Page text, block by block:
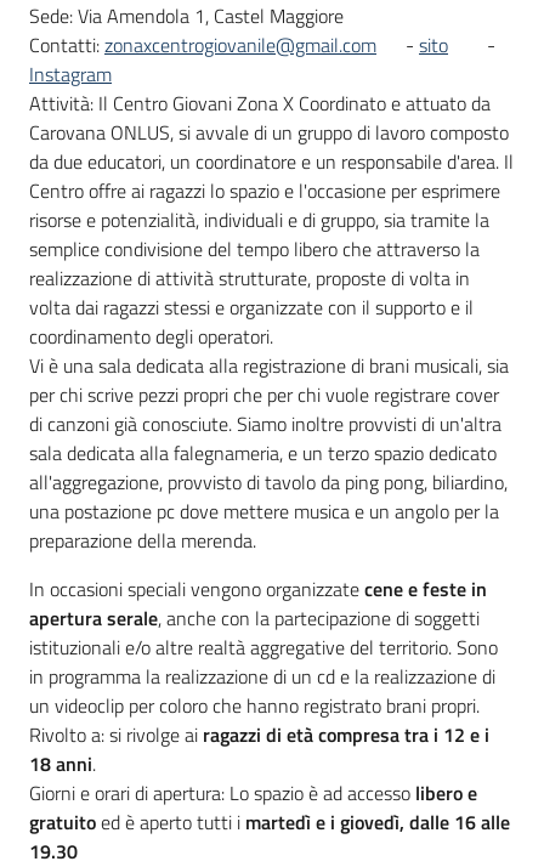
Sede: Via Amendola 1, Castel Maggiore
Contatti:zonaxcentrogiovanile@gmail.com - sito
-
Instagram
Attività: Il Centro Giovani Zona X Coordinato e attuato da
Carovana ONLUS, si avvale di un gruppo di lavoro composto
da due educatori, un coordinatore e un responsabile d'area. Il
Centro offre ai ragazzi lo spazio e l'occasione per esprimere
risorse e potenzialità, individuali e di gruppo, sia tramite la
semplice condivisione del tempo libero che attraverso la
realizzazione di attività strutturate, proposte di volta in
volta dai ragazzi stessi e organizzate con il supporto e il
coordinamento degli operatori.
Vi è una sala dedicata alla registrazione di brani musicali, sia
per chi scrive pezzi propri che per chi vuole registrare cover
di canzoni già conosciute. Siamo inoltre provvisti di un'altra
sala dedicata alla falegnameria, e un terzo spazio dedicato
all'aggregazione, provvisto di tavolo da ping pong, biliardino,
una postazione pc dove mettere musica e un angolo per la
preparazione della merenda.
In occasioni speciali vengono organizzatecene e feste in
apertura serale, anche con la partecipazione di soggetti
istituzionali e/o altre realtà aggregative del territorio. Sono
in programma la realizzazione di un cd e la realizzazione di
un videoclip per coloro che hanno registrato brani propri.
Rivolto a: si rivolge ai ragazzi di età compresa tra i 12 e i
18 anni.
Giorni e orari di apertura: Lo spazio è ad accesso libero e
gratuitoed è aperto tutti i martedì e i giovedì, dalle 16 alle
19.30